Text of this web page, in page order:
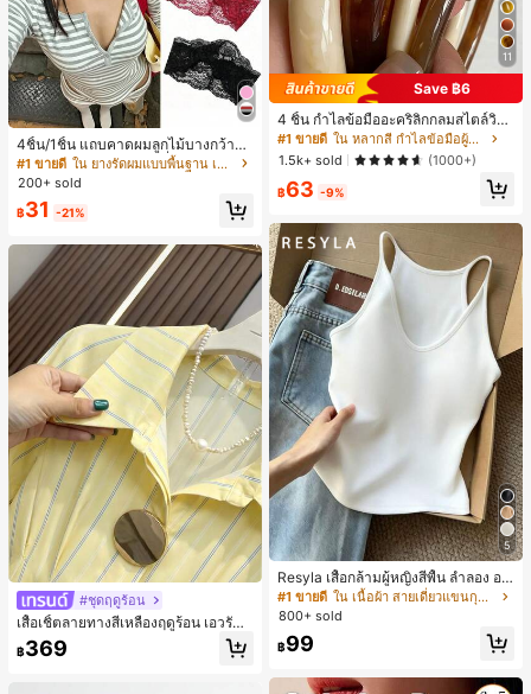
4ชิ้น/1ชิ้น แถบคาดผมลูกไม้บางกว้างยื
ดหยุ่นสำหรับผู้หญิง, แฟชั่นอเนกประสง
ค์พรีเมียมหรูหราสไตล์มินิมอล ผ้าพันคอ
เล็กๆ ห่วงผม อุปกรณ์เสริมผม, เหมาะสำ
หรับการออกไปข้างนอกประจำวัน, ลำล
อง, งานปาร์ตี้, การเดินทาง, การพักผ่อ
น, การมัดผม, การจัดทรงผม, การแต่งห
น้า, การจับคู่ชุด, อุปกรณ์เสริมประดับผ
ม
#1 ขายดี
เกือบหมดแล้ว!
#1 ขายดี
ใน ยางรัดผมแบบพื้นฐาน เครื่องประดับผมผู้หญิง
เกือบหมดแล้ว!
#1 ขายดี
ใน ยางรัดผมแบบพื้นฐาน เครื่องประดับผมผู้หญิง
เกือบหมดแล้ว!
#1 ขายดี
ใน ยางรัดผมแบบพื้นฐาน เครื่องประดับผมผู้หญิง
200+ sold
฿31 -21%
#ชุดฤดูร้อน
เสื้อเชิ้ตลายทางสีเหลืองฤดูร้อน เอวรัด
สไตล์ลำลองสำหรับเดินทางไปทำงาน ผ้
าฝ้ายผสม กระดุมหน้า เสื้ออเนกประสงค์
฿369
11
Save ฿6
4 ชิ้น กำไลข้อมืออะคริลิกกลมสไตล์วินเ
ทจหรูหราสำหรับผู้หญิง, ดีไซน์เรียบง่าย
ทันสมัย, เหมาะสำหรับสวมใส่ในชีวิตปร
ะจำวันและโอกาสต่างๆ, ของขวัญสำหรั
บเธอ
#1 ขายดี
ใน หลากสี กำไลข้อมือผู้หญิง
1.5k+ sold
(1000+)
฿63 -9%
5
Resyla เสื้อกล้ามผู้หญิงสีพื้น ลำลอง อเ
นกประสงค์ เหมาะสำหรับใส่ซ้อนหรือใส่
เดี่ยว
#1 ขายดี
ใน เนื้อผ้า สายเดี่ยวแขนกุดสีสดใส
10+ พูดว่า "นุ่ม"
#1 ขายดี
ใน เนื้อผ้า สายเดี่ยวแขนกุดสีสดใส
10+ พูดว่า "นุ่ม"
#1 ขายดี
ใน เนื้อผ้า สายเดี่ยวแขนกุดสีสดใส
10+ พูดว่า "นุ่ม"
#1 ขายดี
ใน เนื้อผ้า สายเดี่ยวแขนกุดสีสดใส
800+ sold
฿99